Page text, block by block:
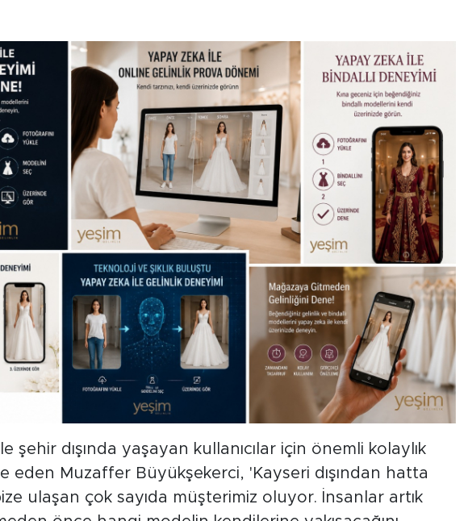
şehir dışında yaşayan kullanıcılar için önemli kolaylık
eden Muzaffer Büyükşekerci, 'Kayseri dışından hatta
ulaşan çok sayıda müşterimiz oluyor. İnsanlar artık